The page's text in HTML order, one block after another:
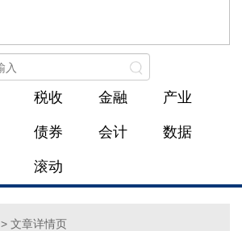
税收 金融 产业
债券 会计 数据
滚动
> 文章详情页